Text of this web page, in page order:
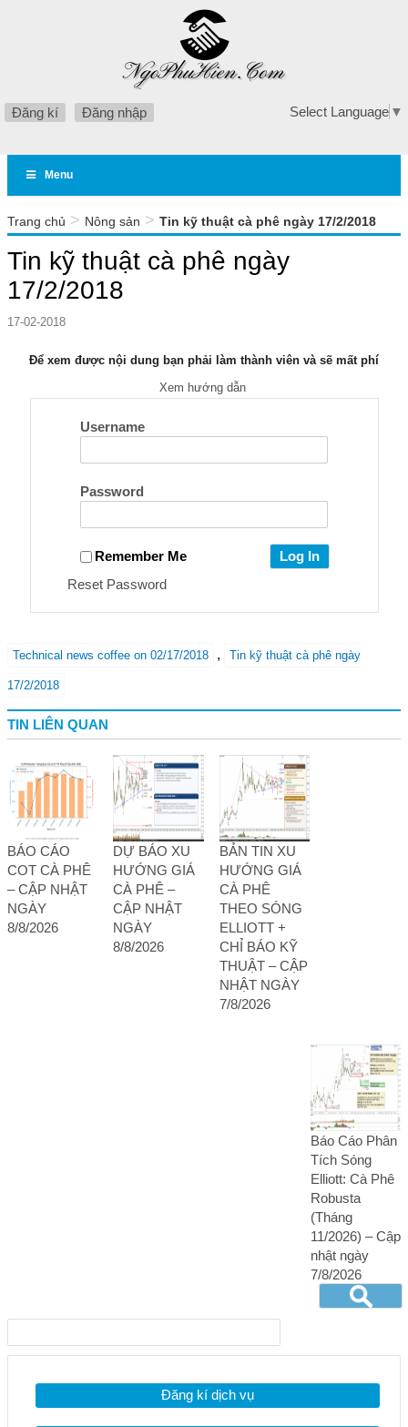
Đăng kí Đăng nhập Select Language ▼
Menu
Trang chủ > Nông sản > Tin kỹ thuật cà phê ngày 17/2/2018
Tin kỹ thuật cà phê ngày
17/2/2018
17-02-2018
Để xem được nội dung bạn phải làm thành viên và sẽ mất phí
Xem hướng dẫn
Username
Password
Remember Me
Reset Password
Technical news coffee on 02/17/2018 , Tin kỹ thuật cà phê ngày
17/2/2018
TIN LIÊN QUAN
BÁO CÁO
COT CÀ PHÊ
– CẬP NHẬT
NGÀY
8/8/2026
DỰ BÁO XU
HƯỚNG GIÁ
CÀ PHÊ –
CẬP NHẬT
NGÀY
8/8/2026
BẢN TIN XU
HƯỚNG GIÁ
CÀ PHÊ
THEO SÓNG
ELLIOTT +
CHỈ BÁO KỸ
THUẬT – CẬP
NHẬT NGÀY
7/8/2026
Báo Cáo Phân
Tích Sóng
Elliott: Cà Phê
Robusta
(Tháng
11/2026) – Cập
nhật ngày
7/8/2026
Đăng kí dịch vụ